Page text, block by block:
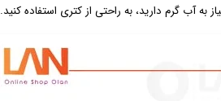
آب گرم دارید، به راحتی از کتری استفاده کنید.